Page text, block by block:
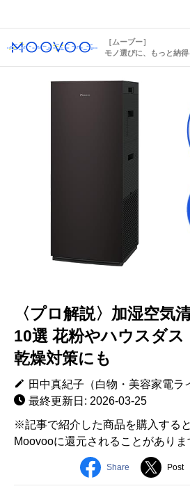
［ムーブー］
モノ選びに、もっと納得
〈プロ解説〉加湿空気
10選 花粉やハウスダス
乾燥対策にも
田中真紀子（白物・美容家電ラ
最終更新日: 2026-03-25
※記事で紹介した商品を購入する
Moovooに還元されることがありま
Share Post